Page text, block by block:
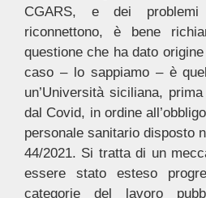
CGARS, e dei
riconnettono, è bene
questione che ha dato
caso – lo sappiamo – è
un’Università siciliana,
dal Covid, in ordine
personale sanitario disposto
44/2021. Si tratta di un
essere stato esteso
categorie del lavoro